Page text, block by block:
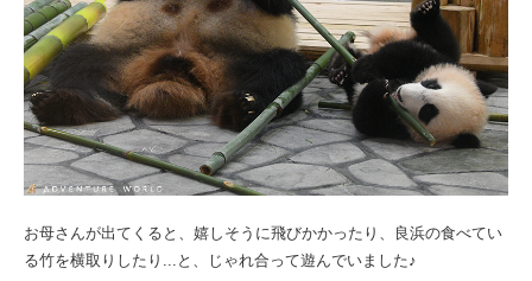
お母さんが出てくると、嬉しそうに飛びかかったり、良浜の食べてい
る竹を横取りしたり...と、じゃれ合って遊んでいました♪